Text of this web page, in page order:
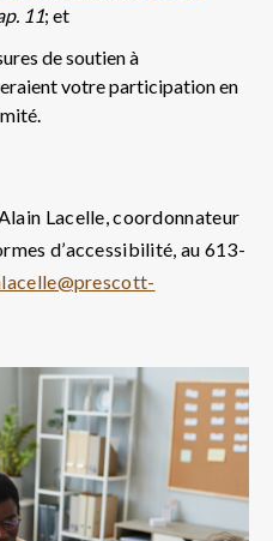
11; et
de soutien à
votre participation en
Lacelle, coordonnateur
d’accessibilité, au 613-